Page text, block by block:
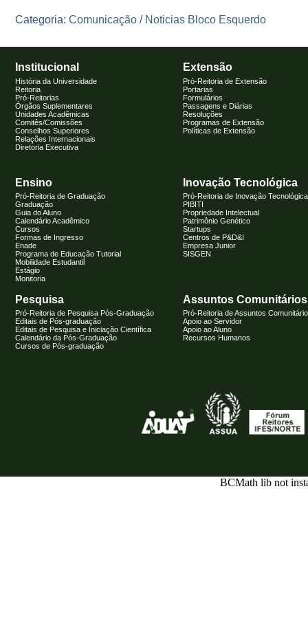
Categoria: Comunicação / Noticias Bloco Esquerdo
Institucional Extensão
História da Universidade
Reitoria
Pró-Reitorias
Órgãos Suplementares
Unidades Acadêmicas
Comitês/Comissões
Conselhos Superiores
Relações Internacionais
Diretoria Executiva
Pró-Reitoria de Extensão
Portarias
Formulários
Passagens e Diárias
Resoluções
Programas de Extensão
Políticas de Extensão
Ensino Inovação Tecnológica
Pró-Reitoria de Graduação
Graduação
Guia do Aluno
Calendário Acadêmico
Cursos
Formas de Ingresso
Enade
Programa de Educação Tutorial
Mobilidade Estudantil
Estágio
Monitoria
Pró-Reitoria de Inovação Tecnológica
PIBITI
Propriedade Intelectual
Patrimônio Genético
Startups
Centros de P&D&I
Empresa Junior
SISGEN
Pesquisa Assuntos Comunitários
Pró-Reitoria de Pesquisa Pós-Graduação
Editais de Pós-graduação
Editais de Pesquisa e Iniciação Científica
Calendário da Pós-Graduação
Cursos de Pós-graduação
Pró-Reitoria de Assuntos
Apoio ao Servidor
Apoio ao Aluno
Recursos Humanos
BCMath lib not